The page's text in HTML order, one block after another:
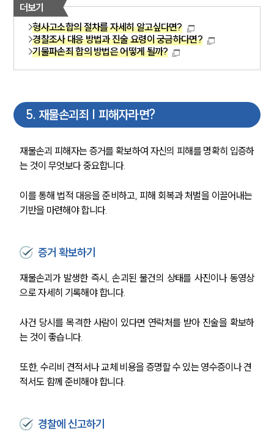
더보기
형사고소합의 절차를 자세히 알고싶다면?
경찰조사 대응 방법과 진술 요령이 궁금하다면?
기물파손죄 합의 방법은 어떻게 될까?
5. 재물손괴죄 | 피해자라면?
재물손괴 피해자는 증거를 확보하여 자신의 피해를 명확히 입증하
는 것이 무엇보다 중요합니다.
이를 통해 법적 대응을 준비하고, 피해 회복과 처벌을 이끌어내는
기반을 마련해야 합니다.
증거 확보하기
재물손괴가 발생한 즉시, 손괴된 물건의 상태를 사진이나 동영상
으로 자세히 기록해야 합니다.
사건 당시를 목격한 사람이 있다면 연락처를 받아 진술을 확보하
는 것이 좋습니다.
또한, 수리비 견적서나 교체 비용을 증명할 수 있는 영수증이나 견
적서도 함께 준비해야 합니다.
경찰에 신고하기